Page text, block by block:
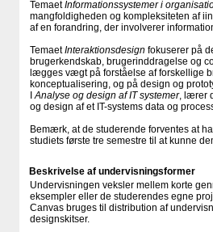
TemaetInformationssystemer i
mangfoldigheden og kompleksiteten af
af en forandring, der involverer
TemaetInteraktionsdesign fokuserer på
brugerkendskab, brugerinddragelse og
lægges vægt på forståelse af forskellige
konceptualisering, og på design og
IAnalyse og design af IT systemer, lærer
og design af et IT-systems data og
Bemærk, at de studerende forventes at
studiets første tre semestre til at kunne
Beskrivelse af undervisningsformer
Undervisningen veksler mellem korte
eksempler eller de studerendes egne
Canvas bruges til distribution af
designskitser.